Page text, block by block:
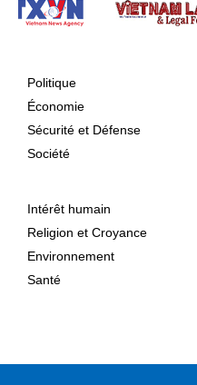
Politique
Économie
Sécurité et Défense
Société
Intérêt humain
Religion et Croyance
Environnement
Santé